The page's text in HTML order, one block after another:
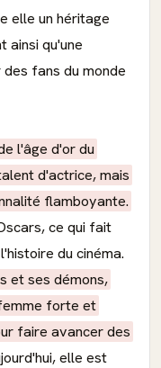
elle un héritage
ainsi qu'une
fans du monde
l'âge d'or du
d'actrice, mais
flamboyante.
ce qui fait
du cinéma.
et ses démons,
forte et
faire avancer des
elle est